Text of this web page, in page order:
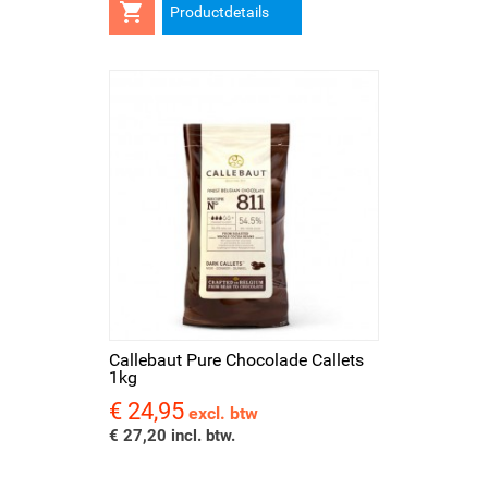
 Productdetails
Callebaut Pure Chocolade Callets
1kg
Prijs
€ 24,95 excl. btw
€ 27,20 incl. btw.